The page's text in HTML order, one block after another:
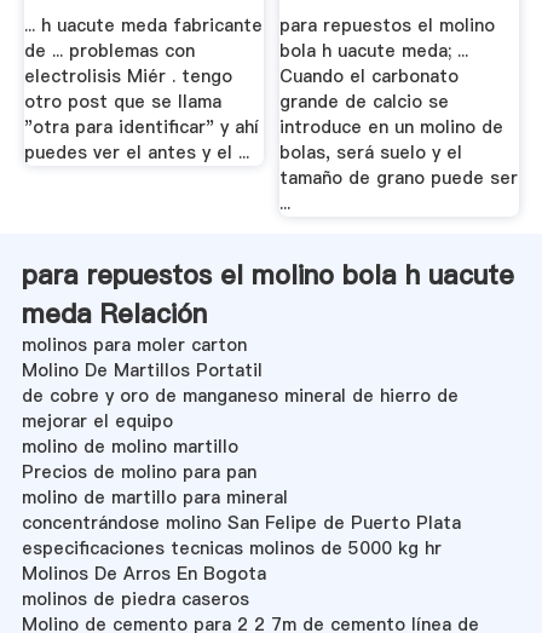
... h uacute meda fabricante
de ... problemas con
electrolisis Miér . tengo
otro post que se llama
"otra para identificar" y ahí
puedes ver el antes y el ...
para repuestos el molino
bola h uacute meda; ...
Cuando el carbonato
grande de calcio se
introduce en un molino de
bolas, será suelo y el
tamaño de grano puede ser
...
para repuestos el molino bola h uacute
meda Relación
molinos para moler carton
Molino De Martillos Portatil
de cobre y oro de manganeso mineral de hierro de
mejorar el equipo
molino de molino martillo
Precios de molino para pan
molino de martillo para mineral
concentrándose molino San Felipe de Puerto Plata
especificaciones tecnicas molinos de 5000 kg hr
Molinos De Arros En Bogota
molinos de piedra caseros
Molino de cemento para 2 2 7m de cemento línea de